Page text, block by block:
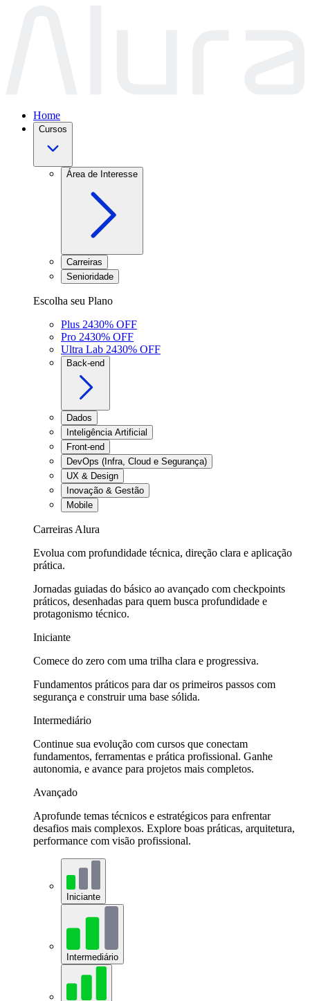
Home
Cursos
Área de Interesse
Carreiras
Senioridade
Escolha seu Plano
Plus 2430% OFF
Pro 2430% OFF
Ultra Lab 2430% OFF
Back-end
Dados
Inteligência Artificial
Front-end
DevOps (Infra, Cloud e Segurança)
UX & Design
Inovação & Gestão
Mobile
Carreiras Alura
Evolua com profundidade técnica, direção clara e aplicação
prática.
Jornadas guiadas do básico ao avançado com checkpoints
práticos, desenhadas para quem busca profundidade e
protagonismo técnico.
Iniciante
Comece do zero com uma trilha clara e progressiva.
Fundamentos práticos para dar os primeiros passos com
segurança e construir uma base sólida.
Intermediário
Continue sua evolução com cursos que conectam
fundamentos, ferramentas e prática profissional. Ganhe
autonomia, e avance para projetos mais completos.
Avançado
Aprofunde temas técnicos e estratégicos para enfrentar
desafios mais complexos. Explore boas práticas, arquitetura,
performance com visão profissional.
Iniciante
Intermediário